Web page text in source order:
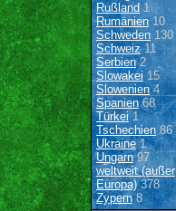
Rußland 1
Rumänien10
Schweden 130
Schweiz11
Serbien2
Slowakei15
Slowenien4
Spanien68
Türkei1
Tschechien 86
Ukraine1
Ungarn97
weltweit (außer
Europa)378
Zypern8